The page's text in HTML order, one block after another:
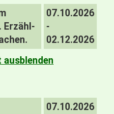
Erzähl-
07.10.2026
-
02.12.2026
ausblenden
07.10.2026